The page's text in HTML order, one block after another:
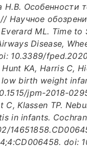
Н.В. Особенности
Научное
ML. Time
Disease,
10.3389/
Hunt KA, Harris C,
birth weight
jpm-2018-
C, Klassen TP.
in infants.
doi: